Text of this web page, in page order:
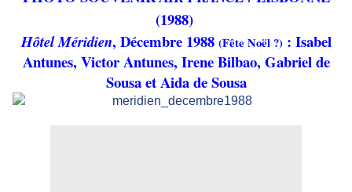
(1988)
Hôtel Méridien, Décembre 1988 (Fête Noël ?): Isabel
Antunes, Victor Antunes, Irene Bilbao, Gabriel de
Sousa et Aida de Sousa